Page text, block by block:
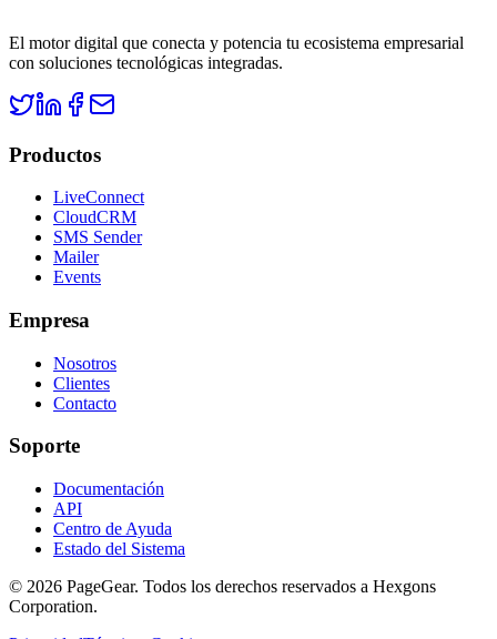
El motor digital que conecta y potencia tu ecosistema empresarial
con soluciones tecnológicas integradas.
Productos
LiveConnect
CloudCRM
SMS Sender
Mailer
Events
Empresa
Nosotros
Clientes
Contacto
Soporte
Documentación
API
Centro de Ayuda
Estado del Sistema
© 2026 PageGear. Todos los derechos reservados a Hexgons
Corporation.